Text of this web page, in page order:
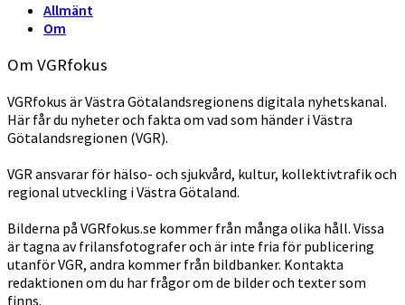
Allmänt
Om
Om VGRfokus
VGRfokus är Västra Götalandsregionens digitala nyhetskanal.
Här får du nyheter och fakta om vad som händer i Västra
Götalandsregionen (VGR).
VGR ansvarar för hälso- och sjukvård, kultur, kollektivtrafik och
regional utveckling i Västra Götaland.
Bilderna på VGRfokus.se kommer från många olika håll. Vissa
är tagna av frilansfotografer och är inte fria för publicering
utanför VGR, andra kommer från bildbanker. Kontakta
redaktionen om du har frågor om de bilder och texter som
finns.